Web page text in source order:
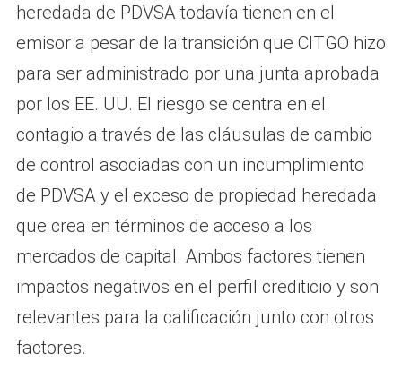
heredada de PDVSA todavía tienen en el
emisor a pesar de la transición que CITGO hizo
para ser administrado por una junta aprobada
por los EE. UU. El riesgo se centra en el
contagio a través de las cláusulas de cambio
de control asociadas con un incumplimiento
de PDVSA y el exceso de propiedad heredada
que crea en términos de acceso a los
mercados de capital. Ambos factores tienen
impactos negativos en el perfil crediticio y son
relevantes para la calificación junto con otros
factores.